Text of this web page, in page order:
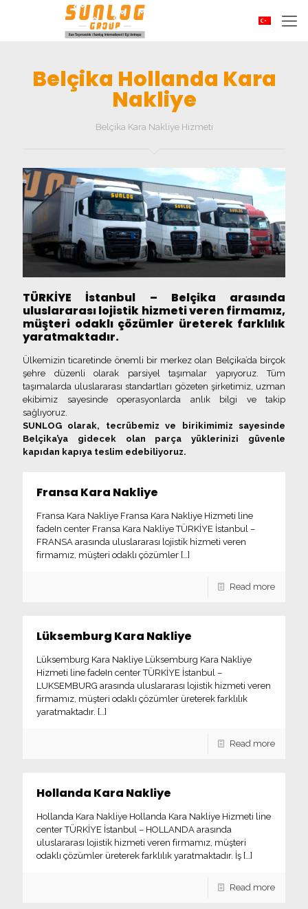
Belçika Hollanda Kara
Nakliye
Belçika Kara Nakliye Hizmeti
TÜRKİYE İstanbul – Belçika arasında
uluslararası lojistik hizmeti veren firmamız,
müşteri odaklı çözümler üreterek farklılık
yaratmaktadır.
Ülkemizin ticaretinde önemli bir merkez olan Belçika’da birçok
şehre düzenli olarak parsiyel taşımalar yapıyoruz. Tüm
taşımalarda uluslararası standartları gözeten şirketimiz, uzman
ekibimiz sayesinde operasyonlarda anlık bilgi ve takip
sağlıyoruz.
SUNLOG olarak, tecrübemiz ve birikimimiz sayesinde
Belçika’ya gidecek olan parça yüklerinizi güvenle
kapıdan kapıya teslim edebiliyoruz.
Fransa Kara Nakliye
Fransa Kara Nakliye Fransa Kara Nakliye Hizmeti line
fadeIn center Fransa Kara Nakliye TÜRKİYE İstanbul –
FRANSA arasında uluslararası lojistik hizmeti veren
firmamız, müşteri odaklı çözümler […]
Read more
Lüksemburg Kara Nakliye
Lüksemburg Kara Nakliye Lüksemburg Kara Nakliye
Hizmeti line fadeIn center TÜRKİYE İstanbul –
LUKSEMBURG arasında uluslararası lojistik hizmeti veren
firmamız, müşteri odaklı çözümler üreterek farklılık
yaratmaktadır. […]
Read more
Hollanda Kara Nakliye
Hollanda Kara Nakliye Hollanda Kara Nakliye Hizmeti line
center TÜRKİYE İstanbul – HOLLANDA arasında
uluslararası lojistik hizmeti veren firmamız, müşteri
odaklı çözümler üreterek farklılık yaratmaktadır. İş […]
Read more